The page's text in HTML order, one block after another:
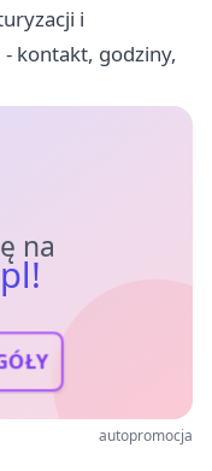
i
- kontakt, godziny,
na
autopromocja